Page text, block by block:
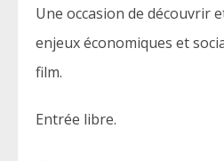
Une occasion de découvrir
enjeux économiques et
film.
Entrée libre.